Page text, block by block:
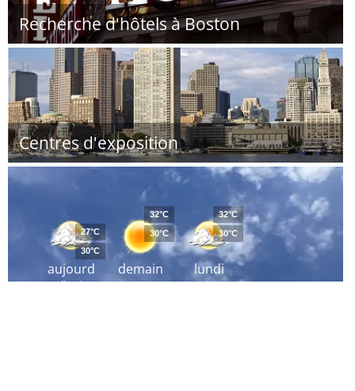
Recherche d'hôtels à Boston
Centres d'exposition
aujourd
´hui
27°C
30°C
demain
32°C
30°C
lundi
32°C
30°C